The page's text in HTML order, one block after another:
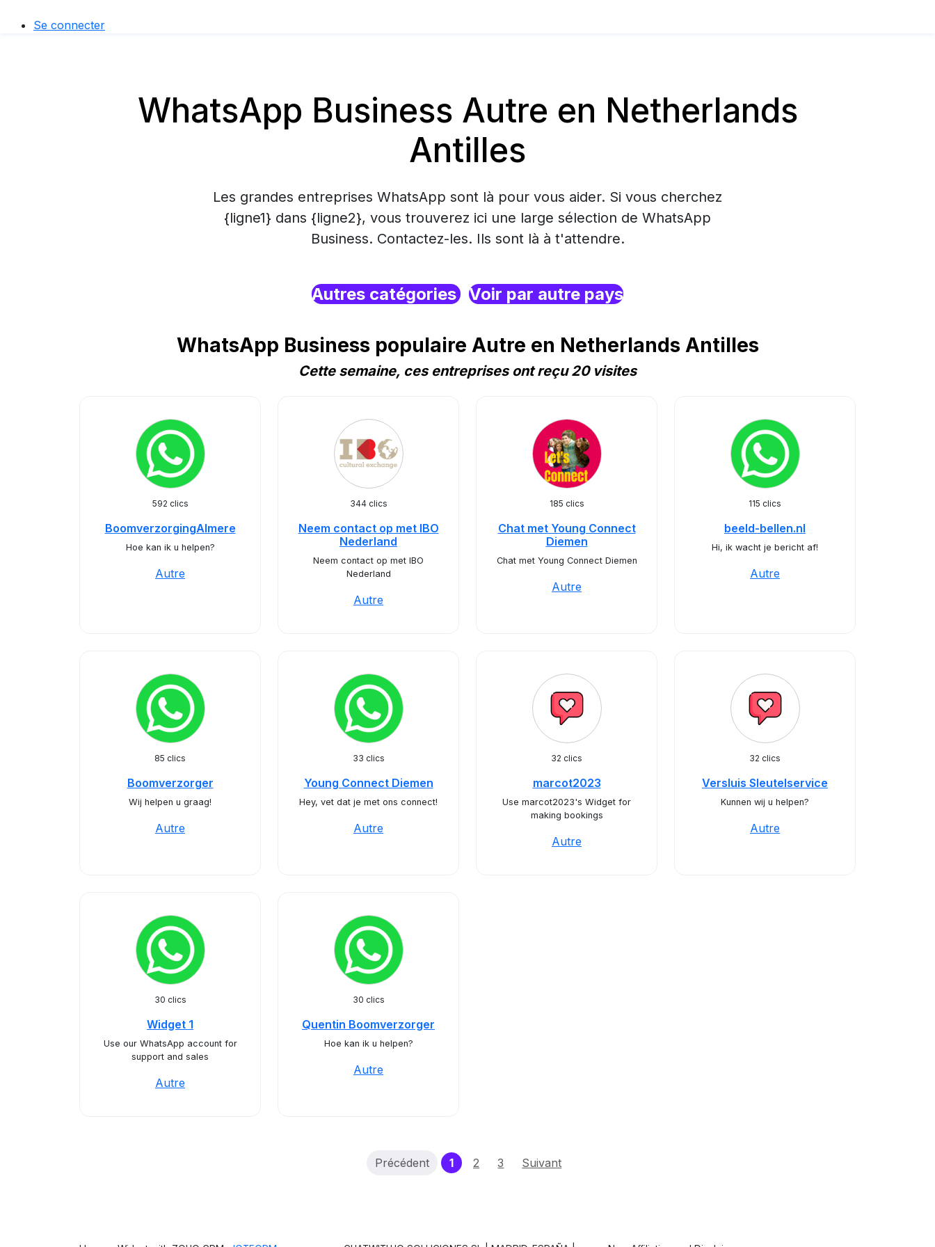
Se connecter
WhatsApp Business Autre en Netherlands
Antilles
Les grandes entreprises WhatsApp sont là pour vous aider. Si vous cherchez
{ligne1} dans {ligne2}, vous trouverez ici une large sélection de WhatsApp
Business. Contactez-les. Ils sont là à t'attendre.
Autres catégories Voir par autre pays
WhatsApp Business populaire Autre en Netherlands Antilles
Cette semaine, ces entreprises ont reçu 20 visites
592 clics
BoomverzorgingAlmere
Hoe kan ik u helpen?
Autre
344 clics
Neem contact op met IBO
Nederland
Neem contact op met IBO
Nederland
Autre
185 clics
Chat met Young Connect
Diemen
Chat met Young Connect Diemen
Autre
115 clics
beeld-bellen.nl
Hi, ik wacht je bericht af!
Autre
85 clics
Boomverzorger
Wij helpen u graag!
Autre
33 clics
Young Connect Diemen
Hey, vet dat je met ons connect!
Autre
32 clics
marcot2023
Use marcot2023's Widget for
making bookings
Autre
32 clics
Versluis Sleutelservice
Kunnen wij u helpen?
Autre
30 clics
Widget 1
Use our WhatsApp account for
support and sales
Autre
30 clics
Quentin Boomverzorger
Hoe kan ik u helpen?
Autre
Précédent 1(current)
2 3 Suivant